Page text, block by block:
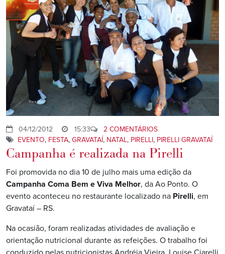
04/12/2012 15:33
2 COMENTÁRIOS
EVENTO, FESTA, GRAVATAÍ, NATAL, PIRELLI, PIRELLI GRAVATAÍ
Campanha é realizada na Pirelli
Foi promovida no dia 10 de julho mais uma edição da
Campanha Coma Bem e Viva Melhor, da Ao Ponto. O
evento aconteceu no restaurante localizado na Pirelli, em
Gravataí – RS.
Na ocasião, foram realizadas atividades de avaliação e
orientação nutricional durante as refeições. O trabalho foi